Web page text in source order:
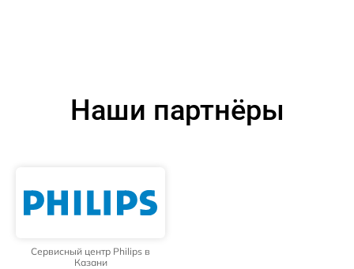
Наши партнёры
Сервисный центр Philips в
Казани